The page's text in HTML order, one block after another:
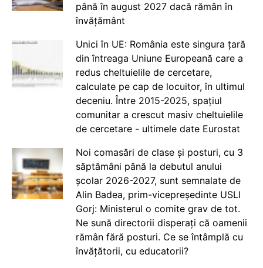
până în august 2027 dacă rămân în
învățământ
Unici în UE: România este singura țară
din întreaga Uniune Europeană care a
redus cheltuielile de cercetare,
calculate pe cap de locuitor, în ultimul
deceniu. Între 2015-2025, spațiul
comunitar a crescut masiv cheltuielile
de cercetare - ultimele date Eurostat
Noi comasări de clase și posturi, cu 3
săptămâni până la debutul anului
școlar 2026-2027, sunt semnalate de
Alin Badea, prim-vicepreședinte USLI
Gorj: Ministerul o comite grav de tot.
Ne sună directorii disperați că oamenii
rămân fără posturi. Ce se întâmplă cu
învățătorii, cu educatorii?